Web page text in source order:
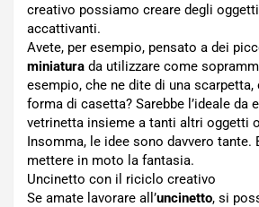
creativo possiamo creare degli
accattivanti.
Avete, per esempio, pensato a dei
miniatura da utilizzare come
esempio, che ne dite di una
forma di casetta? Sarebbe l’ideale da
vetrinetta insieme a tanti altri oggetti
Insomma, le idee sono davvero tante.
mettere in moto la fantasia.
Uncinetto con il riciclo creativo
Se amate lavorare all’uncinetto, si